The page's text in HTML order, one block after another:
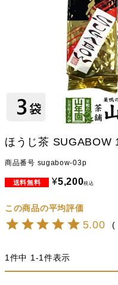
ほうじ茶 SUGABOW
商品番号 sugabow-03p
¥5,200税込
5.00
1件中 1-1件表示